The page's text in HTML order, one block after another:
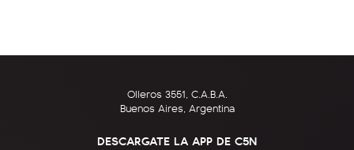
Olleros 3551, C.A.B.A.
Buenos Aires, Argentina
DESCARGATE LA APP DE C5N